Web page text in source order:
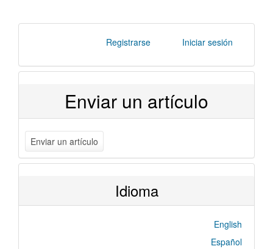
Registrarse Iniciar sesión
Enviar un artículo
Enviar un artículo
Idioma
English
Español